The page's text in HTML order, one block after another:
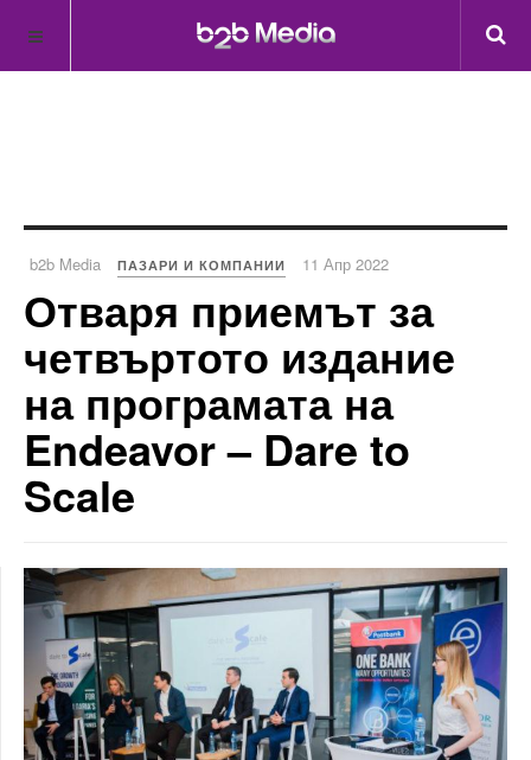
b2b Media ПАЗАРИ И КОМПАНИИ 11 Апр 2022
Отваря приемът за
четвъртото издание
на програмата на
Endeavor – Dare to
Scale